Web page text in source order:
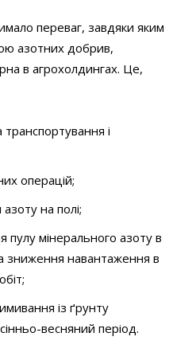
переваг, зав­дяки яким
азотних добрив,
в агрохолдингах. Це,
і
операцій;
на полі;
пулу мінерального азоту в
зниження навантаження в
із ґрунту
весняний період.